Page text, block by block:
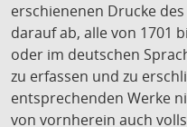
erschienenen Drucke
darauf ab, alle von 1701
oder im deutschen
zu erfassen und zu
entsprechenden Werke
von vornherein auch